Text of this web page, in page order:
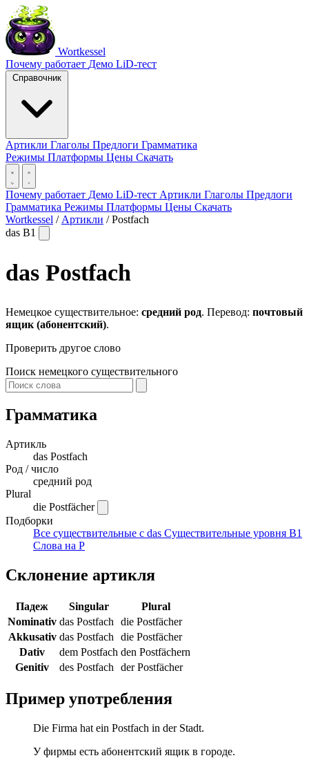
Wortkessel
Почему работает Демо LiD-тест
Справочник
Артикли Глаголы Предлоги Грамматика
Режимы Платформы Цены Скачать
Почему работает Демо LiD-тест Артикли Глаголы Предлоги
Грамматика Режимы Платформы Цены Скачать
Wortkessel / Артикли / Postfach
das B1
das Postfach
Немецкое существительное: средний род. Перевод: почтовый
ящик (абонентский).
Проверить другое слово
Поиск немецкого существительного
Грамматика
Артикль
das Postfach
Род / число
средний род
Plural
die Postfächer
Подборки
Все существительные с das Существительные уровня B1
Слова на P
Склонение артикля
Падеж Singular
Plural
Nominativ das Postfach
die Postfächer
Akkusativ das Postfach
die Postfächer
Dativ
dem Postfach den Postfächern
Genitiv
des Postfach der Postfächer
Пример употребления
Die Firma hat ein Postfach in der Stadt.
У фирмы есть абонентский ящик в городе.